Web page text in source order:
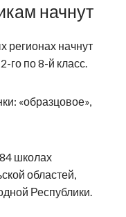
начнут
регионах начнут
го по 8-й класс.
«образцовое»,
школах
областей,
Республики.